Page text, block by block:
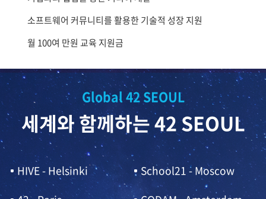
소프트웨어 커뮤니티를 활용한 기술적 성장 지원
월 100여 만원 교육 지원금
Global 42 SEOUL
세계와 함께하는 42 SEOUL
HIVE - Helsinki
School21 - Moscow